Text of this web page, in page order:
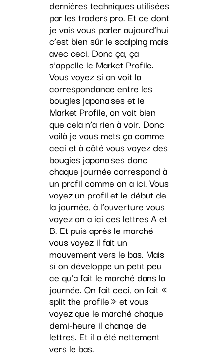
dernières techniques utilisées
par les traders pro. Et ce dont
je vais vous parler aujourd’hui
c’est bien sûr le scalping mais
avec ceci. Donc ça, ça
s’appelle le Market Profile.
Vous voyez si on voit la
correspondance entre les
bougies japonaises et le
Market Profile, on voit bien
que cela n’a rien à voir. Donc
voilà je vous mets ça comme
ceci et à côté vous voyez des
bougies japonaises donc
chaque journée correspond à
un profil comme on a ici. Vous
voyez un profil et le début de
la journée, à l’ouverture vous
voyez on a ici des lettres A et
B. Et puis après le marché
vous voyez il fait un
mouvement vers le bas. Mais
si on développe un petit peu
ce qu’a fait le marché dans la
journée. On fait ceci, on fait «
split the profile » et vous
voyez que le marché chaque
demi-heure il change de
lettres. Et il a été nettement
vers le bas.